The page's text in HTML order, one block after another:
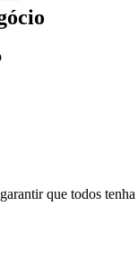
que todos